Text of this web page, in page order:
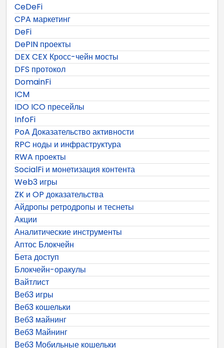
CeDeFi
CPA маркетинг
DeFi
DePIN проекты
DEX CEX Кросс-чейн мосты
DFS протокол
DomainFi
ICM
IDO ICO пресейлы
InfoFi
PoA Доказательство активности
RPC ноды и инфраструктура
RWA проекты
SocialFi и монетизация контента
Web3 игры
ZK и OP доказательства
Айдропы ретродропы и теснеты
Акции
Аналитические инструменты
Аптос Блокчейн
Бета доступ
Блокчейн-оракулы
Вайтлист
Веб3 игры
Веб3 кошельки
Веб3 майнинг
Веб3 Майнинг
Веб3 Мобильные кошельки